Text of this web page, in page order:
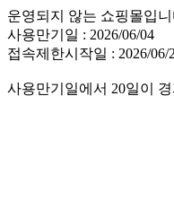
운영되지 않는 쇼핑몰입니
사용만기일 : 2026/06/04
접속제한시작일 : 2026/06/
사용만기일에서 20일이